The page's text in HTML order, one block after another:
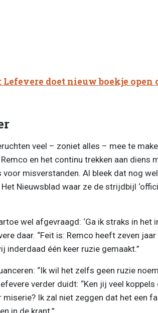
Lefevere doet nieuw boekje open
veel – zoniet alles – mee te
en het continu trekken aan diens
misverstanden. Al bleek dat nog
Nieuwsblad waar ze de strijdbijl
wel afgevraagd: ‘Ga ik straks in het
daar. “Feit is: Remco heeft zeven
inderdaad één keer ruzie gemaakt.”
“Ik wil het zelfs geen ruzie
verder duidt: “Ken jij veel koppels
miserie? Ik zal niet zeggen dat het een
in de krant.”